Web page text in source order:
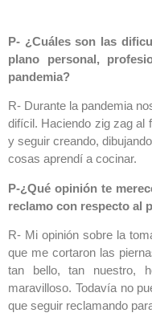
P- ¿Cuáles son las
plano personal,
pandemia?
R- Durante la pandemia
difícil. Haciendo zig zag al
y seguir creando,
cosas aprendí a cocinar.
P-¿Qué opinión te
reclamo con respecto al
R- Mi opinión sobre la
que me cortaron las
tan bello, tan nuestro,
maravilloso. Todavía no
que seguir reclamando